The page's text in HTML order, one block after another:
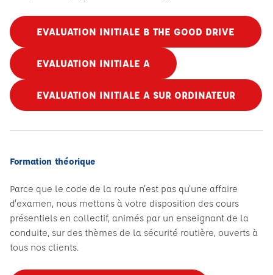
EVALUATION INITIALE B THE GOOD DRIVE
EVALUATION INITIALE A
EVALUATION INITIALE A SUR ORDINATEUR
Formation théorique
Parce que le code de la route n'est pas qu'une affaire
d'examen, nous mettons à votre disposition des cours
présentiels en collectif, animés par un enseignant de la
conduite, sur des thèmes de la sécurité routière, ouverts à
tous nos clients.